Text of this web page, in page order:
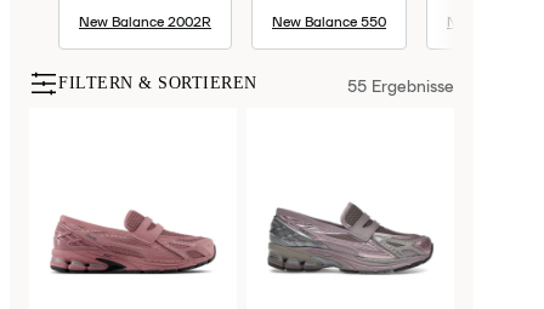
New Balance 2002R New Balance 550 New Balance
FILTERN & SORTIEREN 55 Ergebnisse